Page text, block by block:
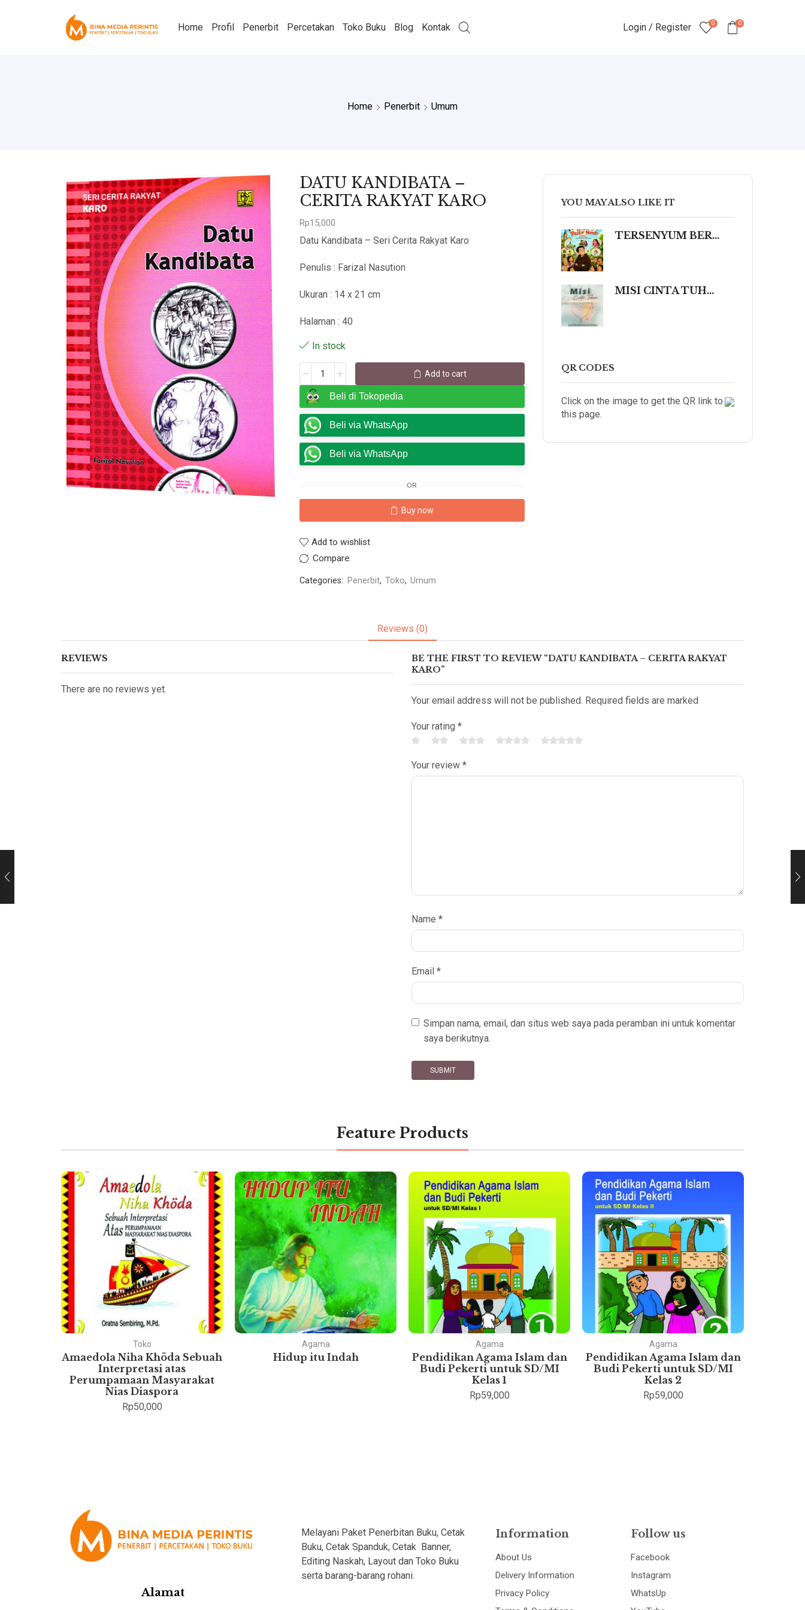
Home Profil Penerbit Percetakan Toko Buku Blog Kontak Login / Register 0 0
Home Penerbit Umum
DATU KANDIBATA –
CERITA RAKYAT KARO
Rp15,000
Datu Kandibata – Seri Cerita Rakyat Karo
Penulis : Farizal Nasution
Ukuran : 14 x 21 cm
Halaman : 40
In stock
Add to cart
Beli di Tokopedia
Beli via WhatsApp
Beli via WhatsApp
OR
Buy now
Add to wishlist
Compare
Categories: Penerbit, Toko, Umum
YOU MAY ALSO LIKE IT
TERSENYUM BERSAMA PASTOR NANDO 80 Humor Ringan tentang Iman, Kehidupan, dan Kemanusiaan
MISI CINTA TUHAN (Sebuah Refleksi Teologis dalam Cahaya Kidung Agung, Magisterium Gereja, dan Tradisi Katolik yang Mengalir dalam Keindahan Budaya serta Spiritualitas Mendalam yang Menyentuh dan Meneguhkan Hati Beriman.)
QR CODES
Click on the image to get the QR link to
this page.
Reviews (0)
REVIEWS
There are no reviews yet.
BE THE FIRST TO REVIEW “DATU KANDIBATA – CERITA RAKYAT
KARO”
Your email address will not be published. Required fields are marked
Your rating *
Your review *
Name *
Email *
Simpan nama, email, dan situs web saya pada peramban ini untuk komentar
saya berikutnya.
Feature Products
Toko
Amaedola Niha Khöda Sebuah
Interpretasi atas
Perumpamaan Masyarakat
Nias Diaspora
Rp50,000
Agama
Hidup itu Indah
Agama
Pendidikan Agama Islam dan
Budi Pekerti untuk SD/MI
Kelas 1
Rp59,000
Agama
Pendidikan Agama Islam dan
Budi Pekerti untuk SD/MI
Kelas 2
Rp59,000
Alamat
Melayani Paket Penerbitan Buku, Cetak
Buku, Cetak Spanduk, Cetak Banner,
Editing Naskah, Layout dan Toko Buku
serta barang-barang rohani.
Information
About Us
Delivery Information
Privacy Policy
Follow us
Facebook
Instagram
WhatsUp